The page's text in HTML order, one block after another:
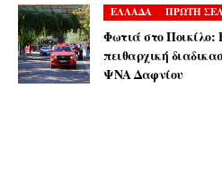
ΕΛΛΑΔΑ ΠΡΩΤΗ
Φωτιά στο Ποικίλο:
πειθαρχική
ΨΝΑ Δαφνίου